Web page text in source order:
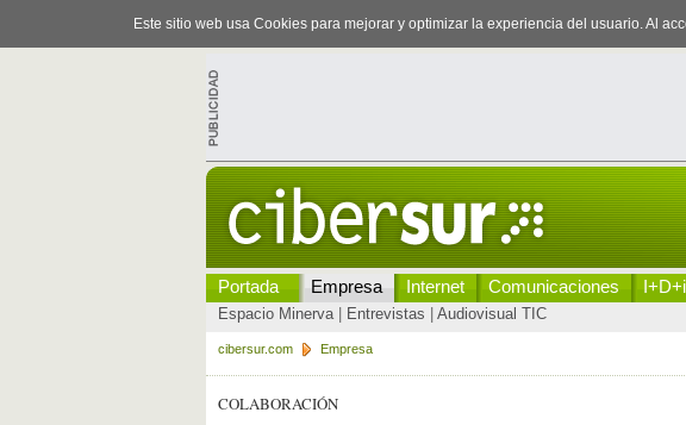
Este sitio web usa Cookies para mejorar y optimizar la experiencia del usuario. Al
Portada Empresa Internet Comunicaciones I+D+i
Espacio Minerva| Entrevistas Audiovisual TIC
cibersur.com Empresa
COLABORACIÓN